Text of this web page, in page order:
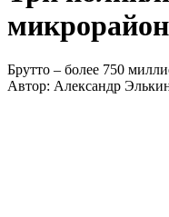
Брутто – более 750
Автор: Александр